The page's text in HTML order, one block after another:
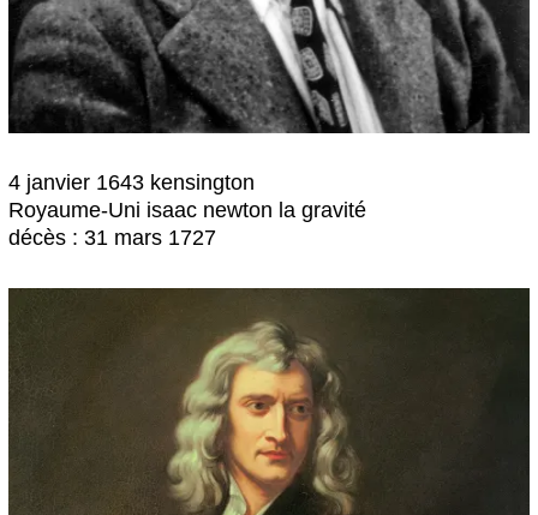
4 janvier 1643 kensington
Royaume-Uni isaac newton la gravité
décès : 31 mars 1727